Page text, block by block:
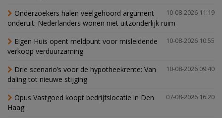
10-08-2026 11:19
Onderzoekers halen veelgehoord argument
onderuit: Nederlanders wonen niet uitzonderlijk ruim
10-08-2026 10:55
Eigen Huis opent meldpunt voor misleidende
verkoop verduurzaming
10-08-2026 09:40
Drie scenario’s voor de hypotheekrente: Van
daling tot nieuwe stijging
07-08-2026 16:20
Opus Vastgoed koopt bedrijfslocatie in Den
Haag